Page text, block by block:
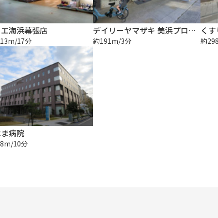
海浜幕張店
17分
デイリーヤマザキ 美浜プロムナード店
約191m/3分 約
病院
10分